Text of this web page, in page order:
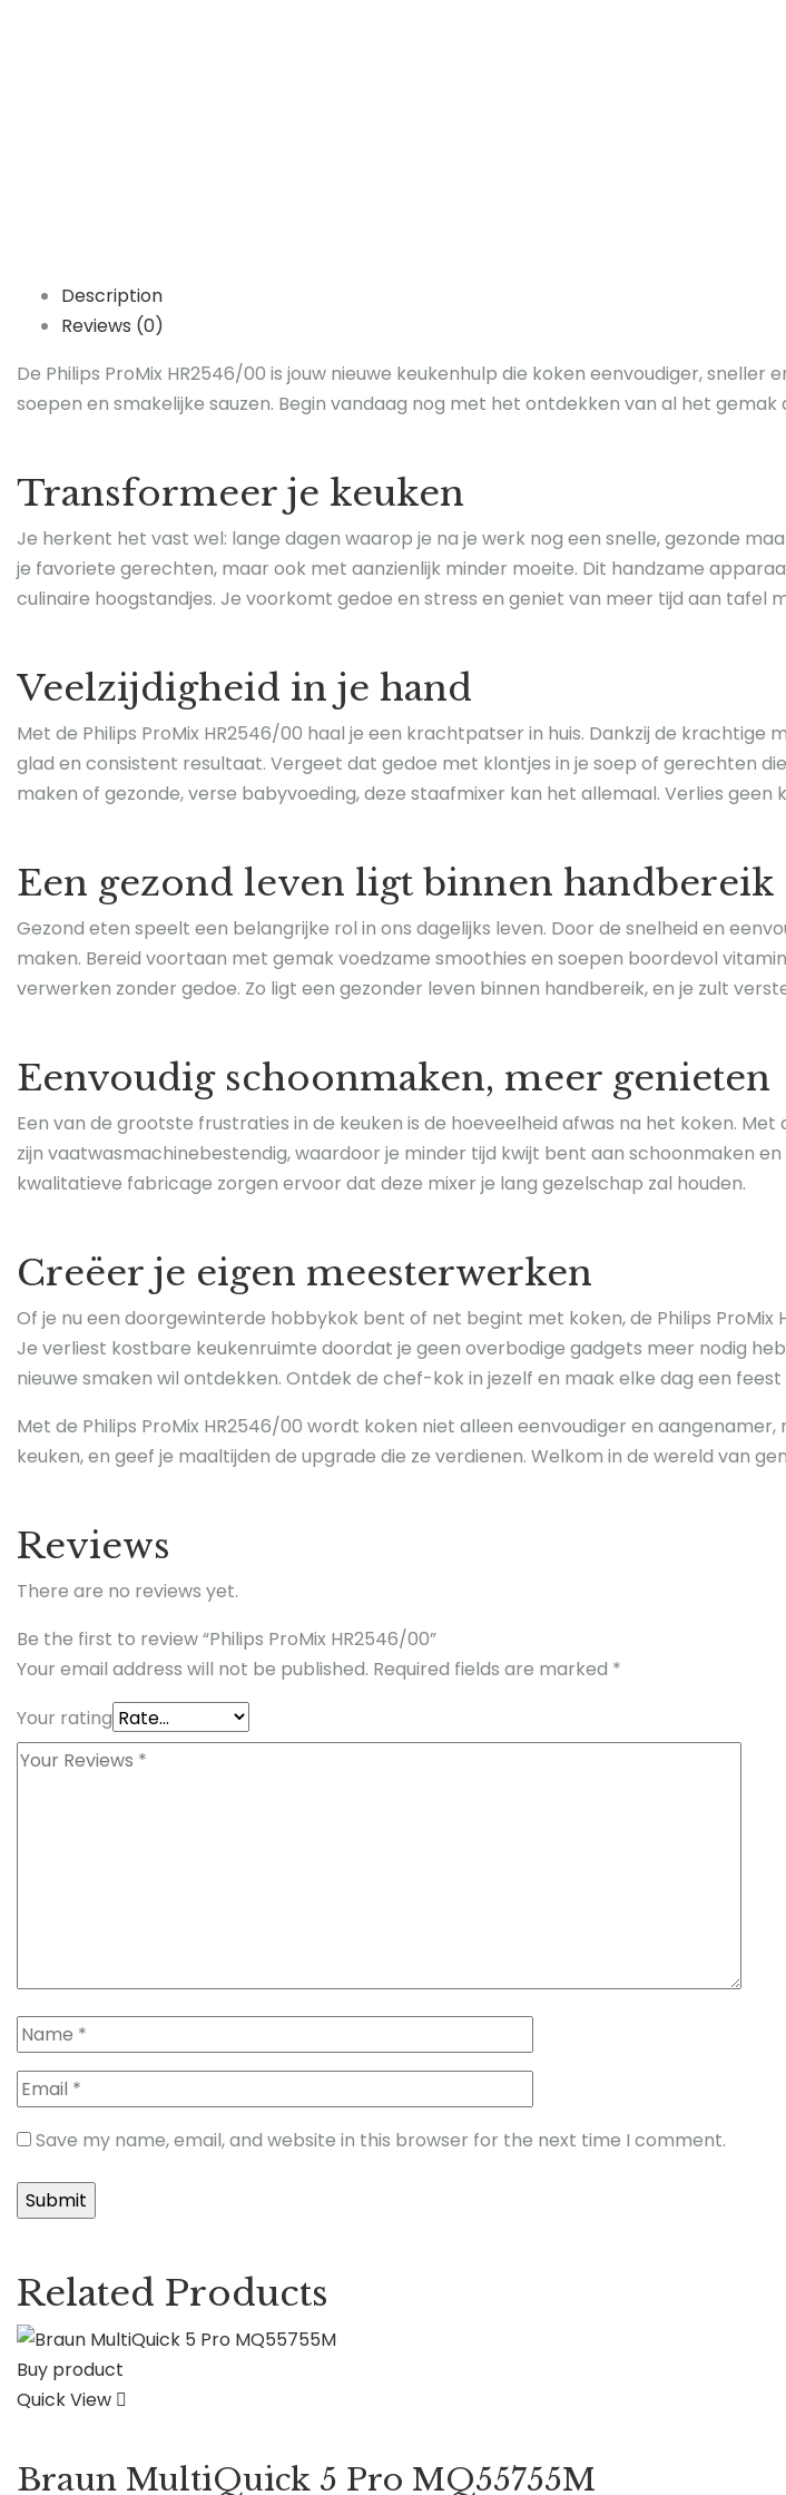
Description
Reviews (0)
De Philips ProMix HR2546/00 is jouw nieuwe keukenhulp die koken eenvoudiger,
soepen en smakelijke sauzen. Begin vandaag nog met het ontdekken van al het
Transformeer je keuken
Je herkent het vast wel: lange dagen waarop je na je werk nog een snelle, gezonde
je favoriete gerechten, maar ook met aanzienlijk minder moeite. Dit handzame
culinaire hoogstandjes. Je voorkomt gedoe en stress en geniet van meer tijd aan tafel
Veelzijdigheid in je hand
Met de Philips ProMix HR2546/00 haal je een krachtpatser in huis. Dankzij de
glad en consistent resultaat. Vergeet dat gedoe met klontjes in je soep of gerechten
maken of gezonde, verse babyvoeding, deze staafmixer kan het allemaal. Verlies
Een gezond leven ligt binnen handbereik
Gezond eten speelt een belangrijke rol in ons dagelijks leven. Door de snelheid en
maken. Bereid voortaan met gemak voedzame smoothies en soepen boordevol
verwerken zonder gedoe. Zo ligt een gezonder leven binnen handbereik, en je zult
Eenvoudig schoonmaken, meer genieten
Een van de grootste frustraties in de keuken is de hoeveelheid afwas na het koken.
zijn vaatwasmachinebestendig, waardoor je minder tijd kwijt bent aan schoonmaken
kwalitatieve fabricage zorgen ervoor dat deze mixer je lang gezelschap zal houden.
Creëer je eigen meesterwerken
Of je nu een doorgewinterde hobbykok bent of net begint met koken, de Philips
Je verliest kostbare keukenruimte doordat je geen overbodige gadgets meer nodig
nieuwe smaken wil ontdekken. Ontdek de chef-kok in jezelf en maak elke dag een feest
Met de Philips ProMix HR2546/00 wordt koken niet alleen eenvoudiger en
keuken, en geef je maaltijden de upgrade die ze verdienen. Welkom in de wereld van
Reviews
There are no reviews yet.
Be the first to review “Philips ProMix HR2546/00”
Your email address will not be published. Required fields are marked *
Your rating
Save my name, email, and website in this browser for the next time I comment.
Related Products
Buy product
Quick View
Braun MultiQuick 5 Pro MQ55755M